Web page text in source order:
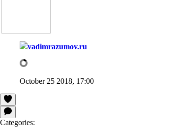
vadimrazumov.ru
October 25 2018, 17:00
Categories: